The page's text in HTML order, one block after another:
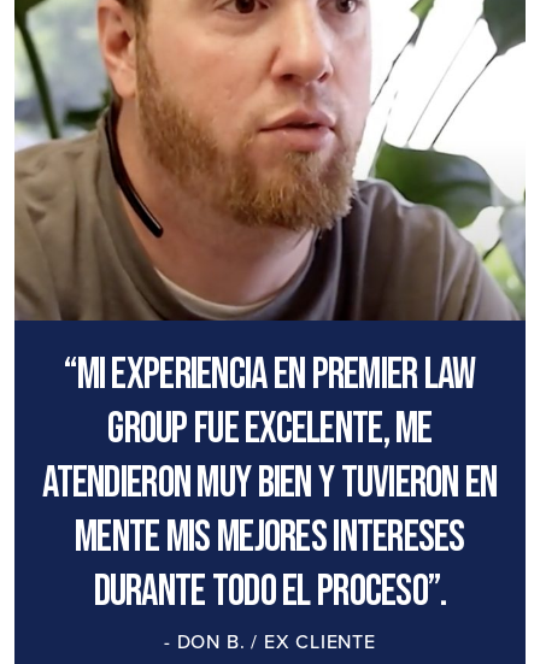
“Mi experiencia en Premier Law
Group fue excelente, me
atendieron muy bien y tuvieron en
mente mis mejores intereses
durante todo el proceso”.
- DON B. / EX CLIENTE